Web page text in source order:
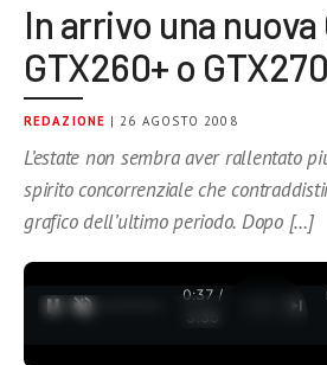
In arrivo una
GTX260+ o
REDAZIONE | 26 AGOSTO 2008
L’estate non sembra aver rallentato
spirito concorrenziale che
grafico dell’ultimo periodo. Dopo […]
0:37 /
3:35